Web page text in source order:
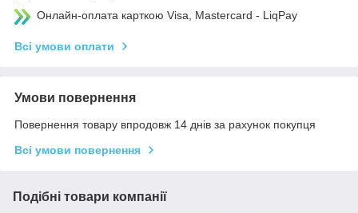
Онлайн-оплата карткою Visa, Mastercard - LiqPay
Всі умови оплати
Умови повернення
Повернення товару впродовж 14 днів за рахунок покупця
Всі умови повернення
Подібні товари компанії